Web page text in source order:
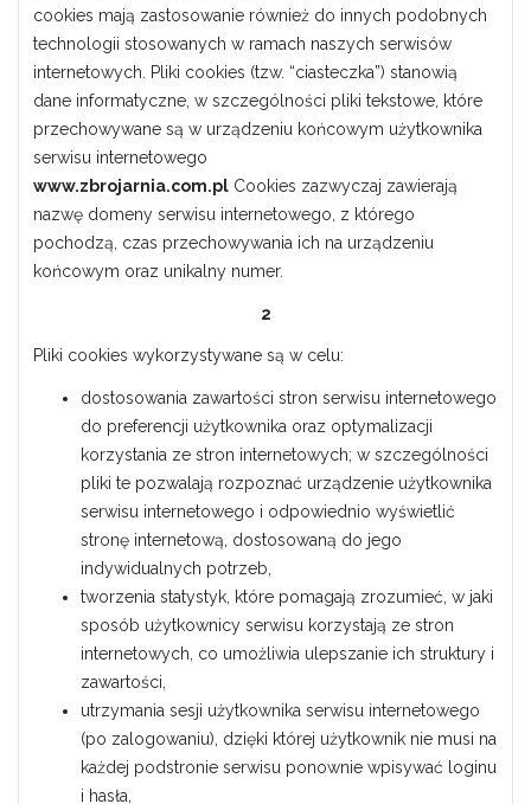
cookies mają zastosowanie również do innych podobnych
technologii stosowanych w ramach naszych serwisów
internetowych. Pliki cookies (tzw. “ciasteczka”) stanowią
dane informatyczne, w szczególności pliki tekstowe, które
przechowywane są w urządzeniu końcowym użytkownika
serwisu internetowego
www.zbrojarnia.com.pl Cookies zazwyczaj zawierają
nazwę domeny serwisu internetowego, z którego
pochodzą, czas przechowywania ich na urządzeniu
końcowym oraz unikalny numer.
2
Pliki cookies wykorzystywane są w celu:
dostosowania zawartości stron serwisu internetowego
do preferencji użytkownika oraz optymalizacji
korzystania ze stron internetowych; w szczególności
pliki te pozwalają rozpoznać urządzenie użytkownika
serwisu internetowego i odpowiednio wyświetlić
stronę internetową, dostosowaną do jego
indywidualnych potrzeb,
tworzenia statystyk, które pomagają zrozumieć, w jaki
sposób użytkownicy serwisu korzystają ze stron
internetowych, co umożliwia ulepszanie ich struktury i
zawartości,
utrzymania sesji użytkownika serwisu internetowego
(po zalogowaniu), dzięki której użytkownik nie musi na
każdej podstronie serwisu ponownie wpisywać loginu
i hasła,